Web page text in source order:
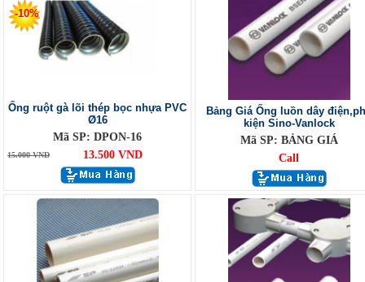
-10%
Ống ruột gà lõi thép bọc nhựa PVC
Ø16
Mã SP: DPON-16
15.000 VND 13.500 VND
Bảng Giá Ống luồn dây
kiện Sino-Vanlock
Mã SP: BẢNG GIÁ
Call